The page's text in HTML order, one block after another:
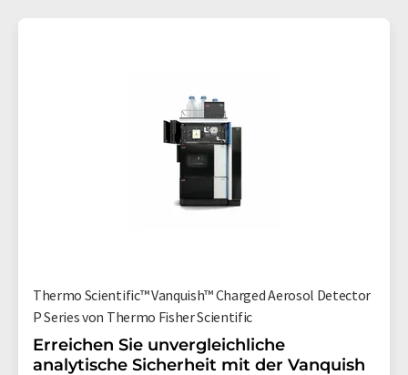
Thermo Scientific™ Vanquish™ Charged Aerosol Detector
P Series von Thermo Fisher Scientific
Erreichen Sie unvergleichliche
analytische Sicherheit mit der Vanquish